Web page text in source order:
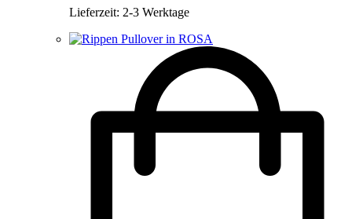
Lieferzeit: 2-3 Werktage